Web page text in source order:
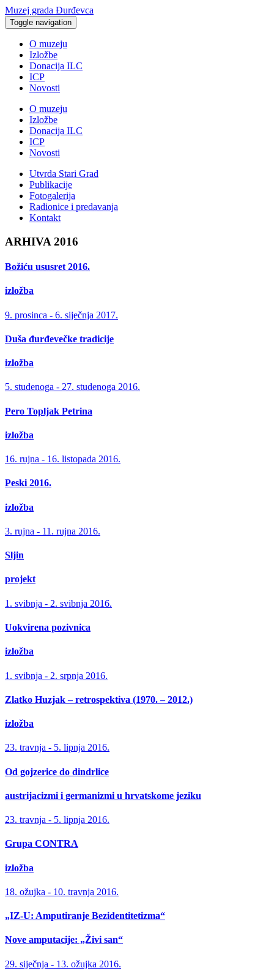
Muzej grada Đurđevca
Toggle navigation
O muzeju
Izložbe
Donacija ILC
ICP
Novosti
O muzeju
Izložbe
Donacija ILC
ICP
Novosti
Utvrda Stari Grad
Publikacije
Fotogalerija
Radionice i predavanja
Kontakt
ARHIVA 2016
Božiću ususret 2016.
izložba
9. prosinca - 6. siječnja 2017.
Duša đurđevečke tradicije
izložba
5. studenoga - 27. studenoga 2016.
Pero Topljak Petrina
izložba
16. rujna - 16. listopada 2016.
Peski 2016.
izložba
3. rujna - 11. rujna 2016.
Sljin
projekt
1. svibnja - 2. svibnja 2016.
Uokvirena pozivnica
izložba
1. svibnja - 2. srpnja 2016.
Zlatko Huzjak – retrospektiva (1970. – 2012.)
izložba
23. travnja - 5. lipnja 2016.
Od gojzerice do dindrlice
austrijacizmi i germanizmi u hrvatskome jeziku
23. travnja - 5. lipnja 2016.
Grupa CONTRA
izložba
18. ožujka - 10. travnja 2016.
„IZ-U: Amputiranje Bezidentitetizma“
Nove amputacije: „Živi san“
29. siječnja - 13. ožujka 2016.